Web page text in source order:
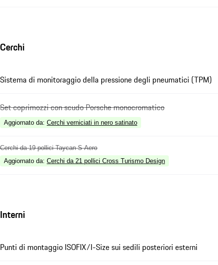
Cerchi
Sistema di monitoraggio della pressione degli pneumatici (TPM)
Set coprimozzi con scudo Porsche monocromatico
Aggiornato da: Cerchi verniciati in nero satinato
Cerchi da 19 pollici Taycan S Aero
Aggiornato da: Cerchi da 21 pollici Cross Turismo Design
Interni
Punti di montaggio ISOFIX/I-Size sui sedili posteriori esterni